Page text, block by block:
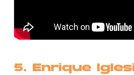
5. Enrique